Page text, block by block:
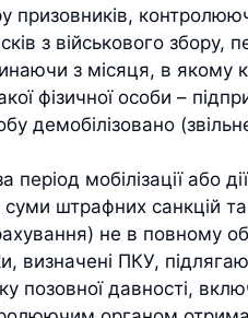
призовників,
з військового збору,
з місяця, в
фізичної особи –
демобілізовано
мобілізації або
штрафних санкцій
не в повному
визначені ПКУ,
позовної давності,